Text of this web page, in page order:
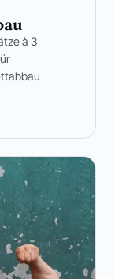
à 3